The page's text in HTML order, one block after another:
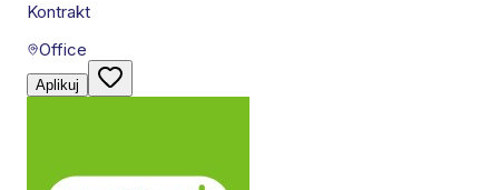
Kontrakt
Office
Aplikuj